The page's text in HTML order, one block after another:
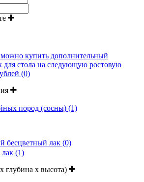
купить дополнительный
для стола на следующую ростовую
(0)
пород (сосны) (1)
бесцветный лак (0)
(1)
глубина х высота)